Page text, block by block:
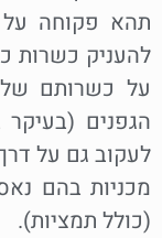
תהא פקוחה על
להעניק כשרות
על כשרותם
הגפנים
לעקוב גם על
מכניות בהם
(כולל תמציות).